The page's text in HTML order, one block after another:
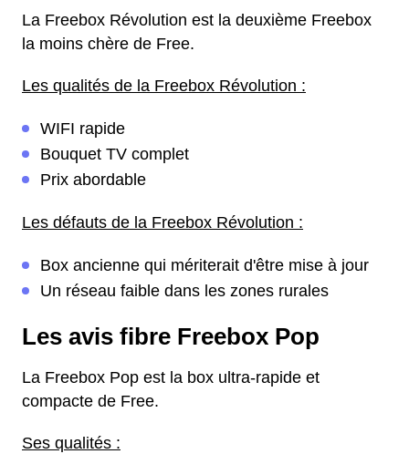
La Freebox Révolution est la deuxième Freebox
la moins chère de Free.
Les qualités de la Freebox Révolution :
WIFI rapide
Bouquet TV complet
Prix abordable
Les défauts de la Freebox Révolution :
Box ancienne qui mériterait d'être mise à jour
Un réseau faible dans les zones rurales
Les avis fibre Freebox Pop
La Freebox Pop est la box ultra-rapide et
compacte de Free.
Ses qualités :